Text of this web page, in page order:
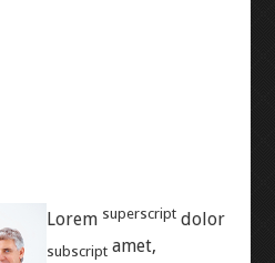
CARRELLO
Lorem superscript dolor
subscript amet,